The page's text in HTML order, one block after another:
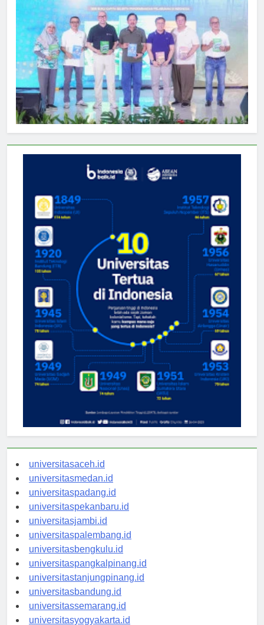
universitasaceh.id
universitasmedan.id
universitaspadang.id
universitaspekanbaru.id
universitasjambi.id
universitaspalembang.id
universitasbengkulu.id
universitaspangkalpinang.id
universitastanjungpinang.id
universitasbandung.id
universitassemarang.id